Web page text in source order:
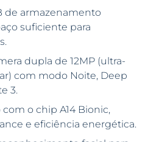
de armazenamento
suficiente para
dupla de 12MP (ultra-
com modo Noite, Deep
3.
o chip A14 Bionic,
e eficiência energética.